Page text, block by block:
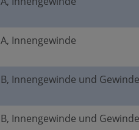
A, Innengewinde
B, Innengewinde und
B, Innengewinde und